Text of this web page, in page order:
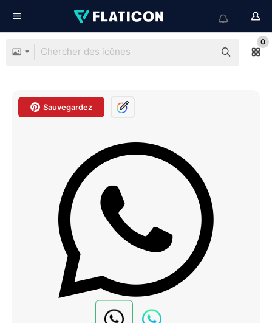
0
Sauvegardez